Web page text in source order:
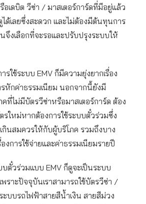
อเดบิต วีซ่า / มาสเตอร์การ์ดที่มีอยู่แล้ว
ด้เลยซึ่งสะดวก และไม่ต้องมีต้นทุนการ
จึงเลือกที่จะรอและปรับปรุงระบบให้
รใช้ระบบ EMV ก็มีความยุ่งยากเรื่อง
รหักค่าธรรมเนียม นอกจากนี้ยังมี
คที่ไม่มีบัตรวีซ่าหรือมาสเตอร์การ์ด ต้อง
ตรใหม่หากต้องการใช้ระบบตั๋วร่วมซึ่ง
กินสมควรให้กับผู้บริโภค รวมถึงบาง
องการใช้จ่ายและค่าธรรมเนียมรายปี
ตั๋วร่วมแบบ EMV ก็ดูจะเป็นระบบ
พราะปัจจุบันเราสามารถใช้บัตรวีซ่า /
ะบบรถไฟฟ้าสายสีน้ำเงิน สายสีม่วง